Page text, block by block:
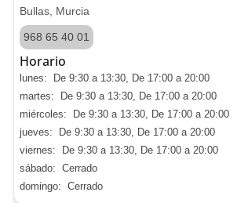
Bullas, Murcia
968 65 40 01
Horario
lunes: De 9:30 a 13:30, De 17:00 a 20:00
martes: De 9:30 a 13:30, De 17:00 a 20:00
miércoles: De 9:30 a 13:30, De 17:00 a 20:00
jueves: De 9:30 a 13:30, De 17:00 a 20:00
viernes: De 9:30 a 13:30, De 17:00 a 20:00
sábado: Cerrado
domingo: Cerrado